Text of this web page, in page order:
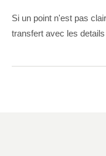
Si un point n'est pas
transfert avec les